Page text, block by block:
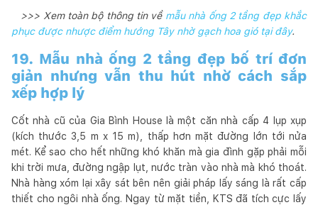
>>> Xem toàn bộ thông tin về mẫu nhà ống 2 tầng đẹp khắc
phục được nhược điểm hướng Tây nhờ gạch hoa gió tại đây.
19. Mẫu nhà ống 2 tầng đẹp bố trí đơn
giản nhưng vẫn thu hút nhờ cách sắp
xếp hợp lý
Cốt nhà cũ của Gia Bình House là một căn nhà cấp 4 lụp xụp
(kích thước 3,5 m x 15 m), thấp hơn mặt đường lớn tới nửa
mét. Kể sao cho hết những khó khăn mà gia đình gặp phải mỗi
khi trời mưa, đường ngập lụt, nước tràn vào nhà mà khó thoát.
Nhà hàng xóm lại xây sát bên nên giải pháp lấy sáng là rất cấp
thiết cho ngôi nhà ống. Ngay từ mặt tiền, KTS đã tích cực lấy